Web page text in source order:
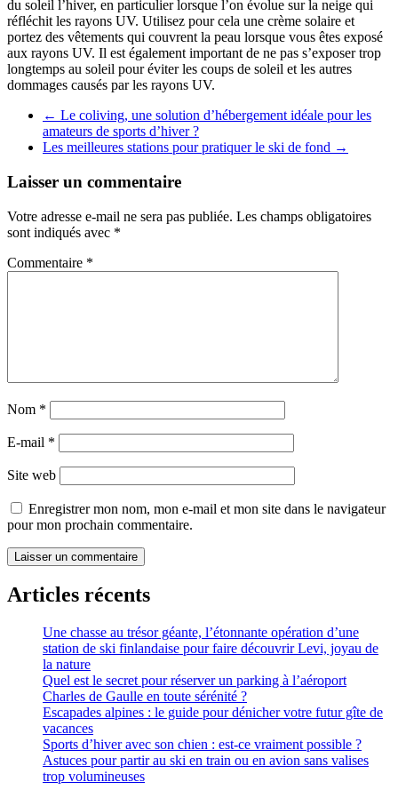
du soleil l’hiver, en particulier lorsque l’on évolue sur la neige qui
réfléchit les rayons UV. Utilisez pour cela une crème solaire et
portez des vêtements qui couvrent la peau lorsque vous êtes exposé
aux rayons UV. Il est également important de ne pas s’exposer trop
longtemps au soleil pour éviter les coups de soleil et les autres
dommages causés par les rayons UV.
← Le coliving, une solution d’hébergement idéale pour les
amateurs de sports d’hiver ?
Les meilleures stations pour pratiquer le ski de fond →
Laisser un commentaire
Votre adresse e-mail ne sera pas publiée. Les champs obligatoires
sont indiqués avec *
Commentaire *
Nom *
E-mail *
Site web
Enregistrer mon nom, mon e-mail et mon site dans le navigateur
pour mon prochain commentaire.
Articles récents
Une chasse au trésor géante, l’étonnante opération d’une
station de ski finlandaise pour faire découvrir Levi, joyau de
la nature
Quel est le secret pour réserver un parking à l’aéroport
Charles de Gaulle en toute sérénité ?
Escapades alpines : le guide pour dénicher votre futur gîte de
vacances
Sports d’hiver avec son chien : est-ce vraiment possible ?
Astuces pour partir au ski en train ou en avion sans valises
trop volumineuses